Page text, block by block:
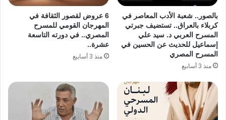
بالصور.. شعبة الأدب المعاصر في
كربلاء بالعراق.. تستضيف جبرتي
المسرح العربي د. سيد علي
إسماعيل للحديث عن الحسين في
المسرح المصري
منذ 3 أسابيع
6 عروض لقصور الثقافة في
المهرجان القومي للمسرح
المصري.. في دورته التاسعة
عشرة..
منذ 3 أسابيع